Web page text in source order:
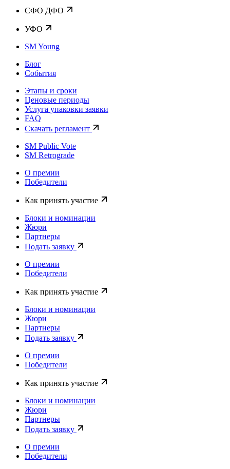
CФО ДФО
УФО
SM Young
Блог
События
Этапы и сроки
Ценовые периоды
Услуга упаковки заявки
FAQ
Скачать регламент
SM Public Vote
SM Retrograde
О премии
Победители
Как принять участие
Блоки и номинации
Жюри
Партнеры
Подать заявку
О премии
Победители
Как принять участие
Блоки и номинации
Жюри
Партнеры
Подать заявку
О премии
Победители
Как принять участие
Блоки и номинации
Жюри
Партнеры
Подать заявку
О премии
Победители